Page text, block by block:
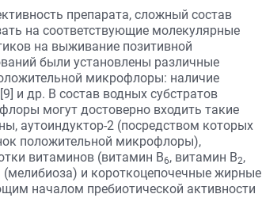
препарата, сложный состав
на соответствующие молекулярные
на выживание позитивной
были установлены различные
микрофлоры: наличие
и др. В состав водных субстратов
могут достоверно входить такие
аутоиндуктор-2 (посредством которых
положительной микрофлоры),
витаминов (витамин В6, витамин В2,
(мелибиоза) и короткоцепочечные жирные
началом пребиотической активности